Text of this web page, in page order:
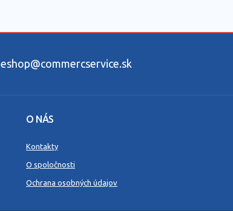
eshop@commercservice.sk
O NÁS
Kontakty
O spoločnosti
Ochrana osobných údajov